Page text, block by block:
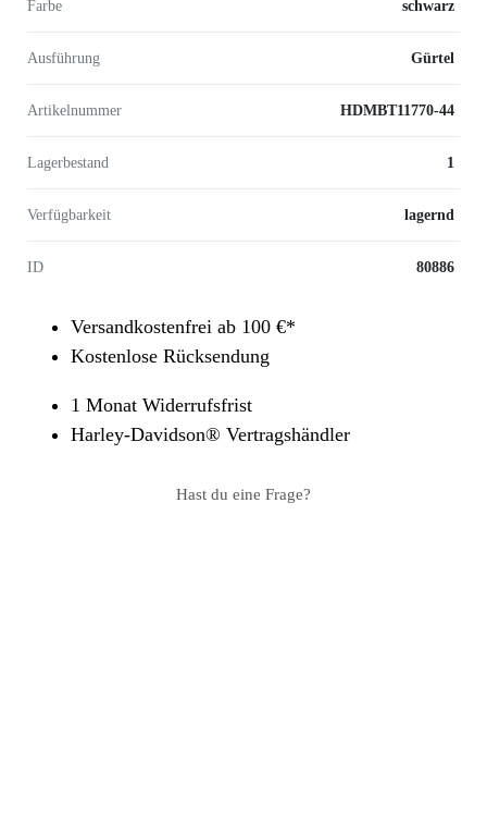
Farbe schwarz
Ausführung Gürtel
Artikelnummer HDMBT11770-44
Lagerbestand 1
Verfügbarkeit lagernd
ID 80886
Versandkostenfrei ab 100 €*
Kostenlose Rücksendung
1 Monat Widerrufsfrist
Harley-Davidson® Vertragshändler
Hast du eine Frage?